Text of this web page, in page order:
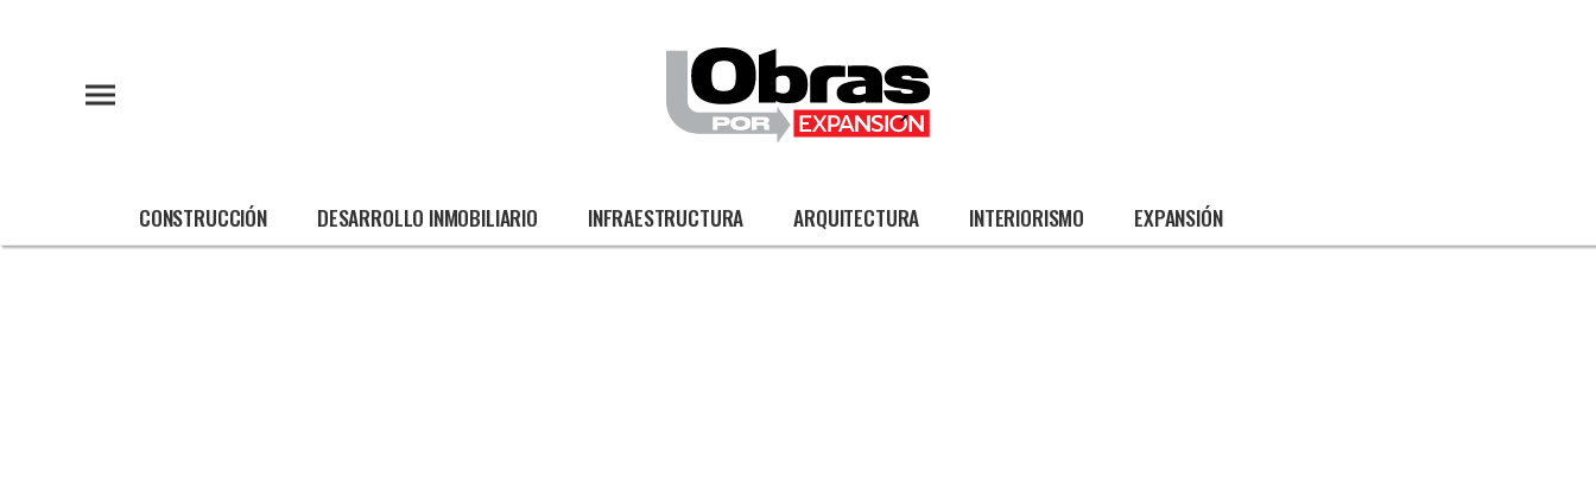
CONSTRUCCIÓN DESARROLLO INMOBILIARIO INFRAESTRUCTURA ARQUITECTURA INTERIORISMO EXPANSIÓN